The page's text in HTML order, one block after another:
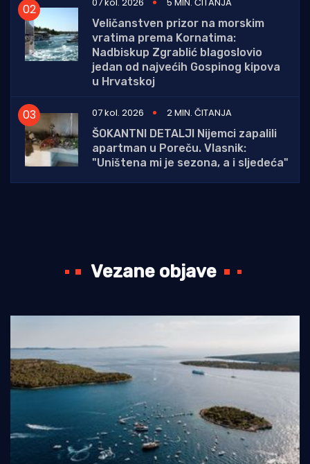
Veličanstven prizor na morskim
vratima prema Kornatima:
Nadbiskup Zgrablić blagoslovio
jedan od najvećih Gospinog kipova
u Hrvatskoj
07 kol. 2026
2 MIN. ČITANJA
ŠOKANTNI DETALJI Nijemci zapalili
apartman u Poreču. Vlasnik:
"Uništena mi je sezona, a i sljedeća"
Vezane objave